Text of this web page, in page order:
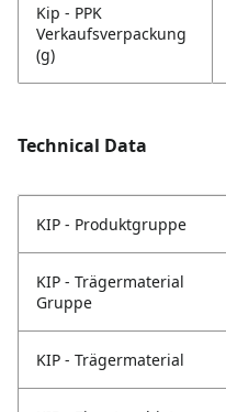
Kip - PPK
Verkaufsverpackung
(g)
Technical Data
KIP - Produktgruppe
KIP - Trägermaterial
Gruppe
KIP - Trägermaterial